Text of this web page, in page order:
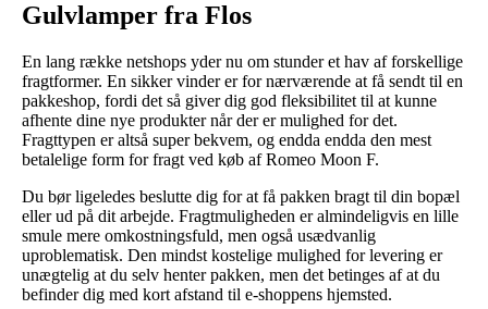
Gulvlamper fra Flos
En lang række netshops yder nu om stunder et hav af forskellige
fragtformer. En sikker vinder er for nærværende at få sendt til en
pakkeshop, fordi det så giver dig god fleksibilitet til at kunne
afhente dine nye produkter når der er mulighed for det.
Fragttypen er altså super bekvem, og endda endda den mest
betalelige form for fragt ved køb af Romeo Moon F.
Du bør ligeledes beslutte dig for at få pakken bragt til din bopæl
eller ud på dit arbejde. Fragtmuligheden er almindeligvis en lille
smule mere omkostningsfuld, men også usædvanlig
uproblematisk. Den mindst kostelige mulighed for levering er
unægtelig at du selv henter pakken, men det betinges af at du
befinder dig med kort afstand til e-shoppens hjemsted.